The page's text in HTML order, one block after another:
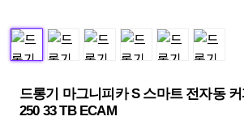
드롱기 마그니피카 S 스마트 전자동
250 33 TB ECAM